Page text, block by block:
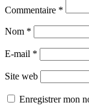
Commentaire *
Nom *
E-mail *
Site web
Enregistrer mon